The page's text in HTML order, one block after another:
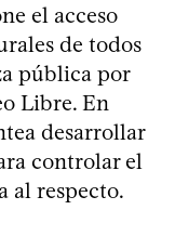
el acceso
de todos
pública por
Libre. En
desarrollar
controlar el
al respecto.